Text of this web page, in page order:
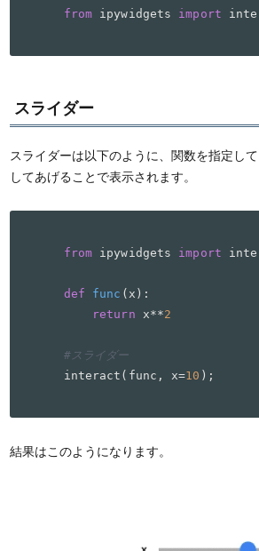
from ipywidgets import
スライダー
スライダーは以下のように、関数を指定し
してあげることで表示されます。
from ipywidgets import
def func ( x ):
return x**2
#スライダー
interact(func, x=10 );
結果はこのようになります。